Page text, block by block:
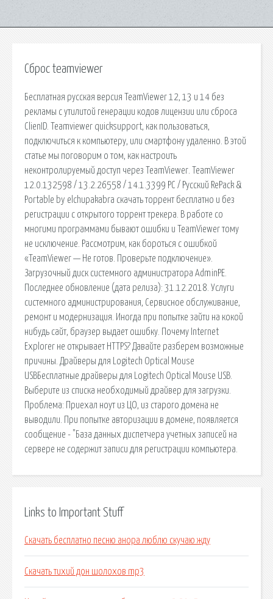
Сброс teamviewer
Бесплатная русская версия TeamViewer 12, 13 и 14 без
рекламы с утилитой генерации кодов лицензии или сброса
ClienID. Teamviewer quicksupport, как пользоваться,
подключиться к компьютеру, или смартфону удаленно. В этой
статье мы поговорим о том, как настроить
неконтролируемый доступ через TeamViewer. TeamViewer
12.0.132598 / 13.2.26558 / 14.1.3399 PC / Русский RePack &
Portable by elchupakabra скачать торрент бесплатно и без
регистрации с открытого торрент трекера. В работе со
многими программами бывают ошибки и TeamViewer тому
не исключение. Рассмотрим, как бороться с ошибкой
«TeamViewer — Не готов. Проверьте подключение».
Загрузочный диск системного администратора AdminPE.
Последнее обновление (дата релиза): 31.12.2018. Услуги
системного администрирования, Сервисное обслуживание,
ремонт и модернизация. Иногда при попытке зайти на кокой
нибудь сайт, браузер выдает ошибку. Почему Internet
Explorer не открывает HTTPS? Давайте разберем возможные
причины. Драйверы для Logitech Optical Mouse
USBБесплатные драйверы для Logitech Optical Mouse USB.
Выберите из списка необходимый драйвер для загрузки.
Проблема: Приехал ноут из ЦО, из старого домена не
выводили. При попытке авторизации в домене, появляется
сообщение - "База данных диспетчера учетных записей на
сервере не содержит записи для регистрации компьютера.
Links to Important Stuff
Скачать бесплатно песню анора люблю скучаю жду
Скачать тихий дон шолохов mp3